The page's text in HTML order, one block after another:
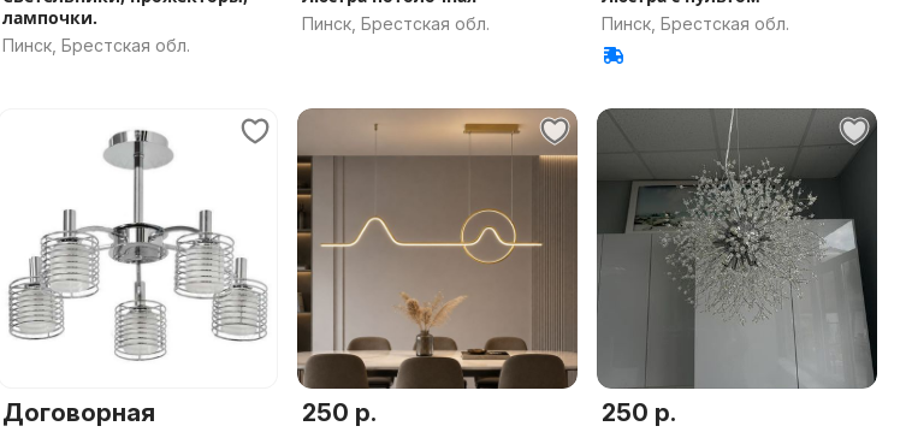
лампочки.
Пинск, Брестская обл.
Пинск, Брестская обл. Пинск, Брестская обл.
Договорная 250 р. 250 р.